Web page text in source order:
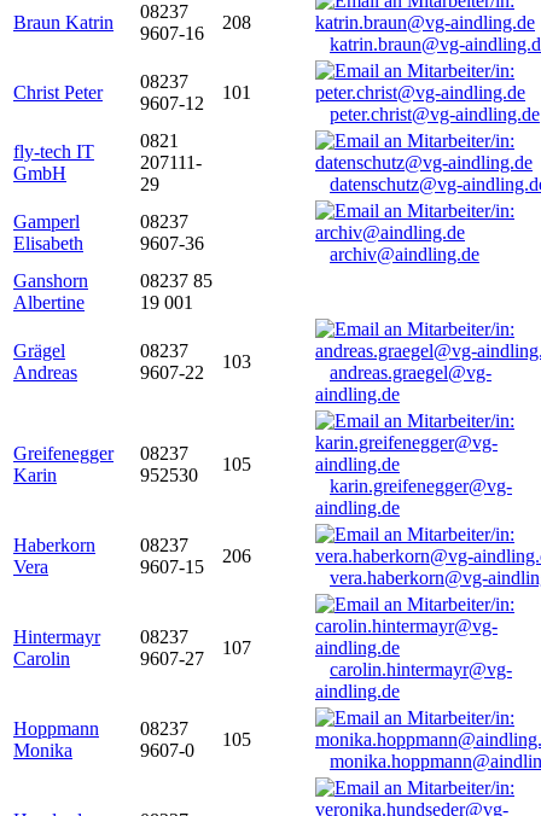
Braun Katrin
08237
9607-16
208
katrin.braun@vg-
Christ Peter
08237
9607-12
101
peter.christ@vg-aindling.de
fly-tech IT
GmbH
0821
207111-
29
datenschutz@vg-
Gamperl
Elisabeth
08237
9607-36
archiv@aindling.de
Ganshorn
Albertine
08237 85
19 001
Grägel
Andreas
08237
9607-22
103
andreas.graegel@vg-
aindling.de
Greifenegger
Karin
08237
952530
105
karin.greifenegger@vg-
aindling.de
Haberkorn
Vera
08237
9607-15
206
vera.haberkorn@vg-
Hintermayr
Carolin
08237
9607-27
107
carolin.hintermayr@vg-
aindling.de
Hoppmann
Monika
08237
9607-0
105